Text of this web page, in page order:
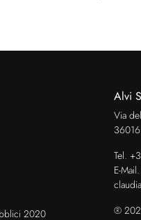
2020
Alvi
Via
Tel.
E-Mail.
®